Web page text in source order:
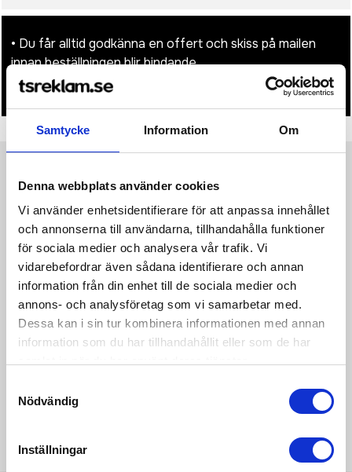
Samtycke Information Om
Denna webbplats använder cookies
Vi använder enhetsidentifierare för att anpassa innehållet
och annonserna till användarna, tillhandahålla funktioner
för sociala medier och analysera vår trafik. Vi
vidarebefordrar även sådana identifierare och annan
information från din enhet till de sociala medier och
annons- och analysföretag som vi samarbetar med.
Dessa kan i sin tur kombinera informationen med annan
information som du har tillhandahållit eller som de har
Nödvändig
Inställningar
• Du får alltid godkänna en offert och skiss på mailen
innan beställningen blir bindande.
• Tryckfil/er logo laddas upp i kassan.
ProduktinformationSpecifikationerPristabell
CORE Dry Active Comfort Pants JR är mjuka och funktionella
långkalsonger som passar till en mängd olika aktiviteter, från
vardagsträning till alpin skidåkning och fjällvandring. Detta
mångsidiga allround-plagg är gjort av ett högteknologiskt
material av återvunnen polyamid, polyester och polyamid som
ger både värme och effektiv fukttransport. Plagget har
dessutom få sömmar och zonanpassad design för optimal
komfort och temperaturreglering. Om du vill ha ett enda
underställ till all din träning, så är det detta – ett mycket bra
val till det flesta typer av medelintensiva aktiviteter. • Mjukt
Zonanpassad design för effektiv temperaturreglering • Få
sömmar för optimal komfort • Platta sömmar som följer